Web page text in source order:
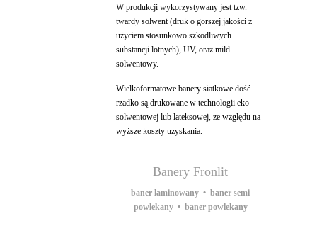
W produkcji wykorzystywany jest tzw.
twardy solwent (druk o gorszej jakości z
użyciem stosunkowo szkodliwych
substancji lotnych), UV, oraz mild
solwentowy.
Wielkoformatowe banery siatkowe dość
rzadko są drukowane w technologii eko
solwentowej lub lateksowej, ze względu na
wyższe koszty uzyskania.
Banery Fronlit
baner laminowany • baner semi
powlekany • baner powlekany